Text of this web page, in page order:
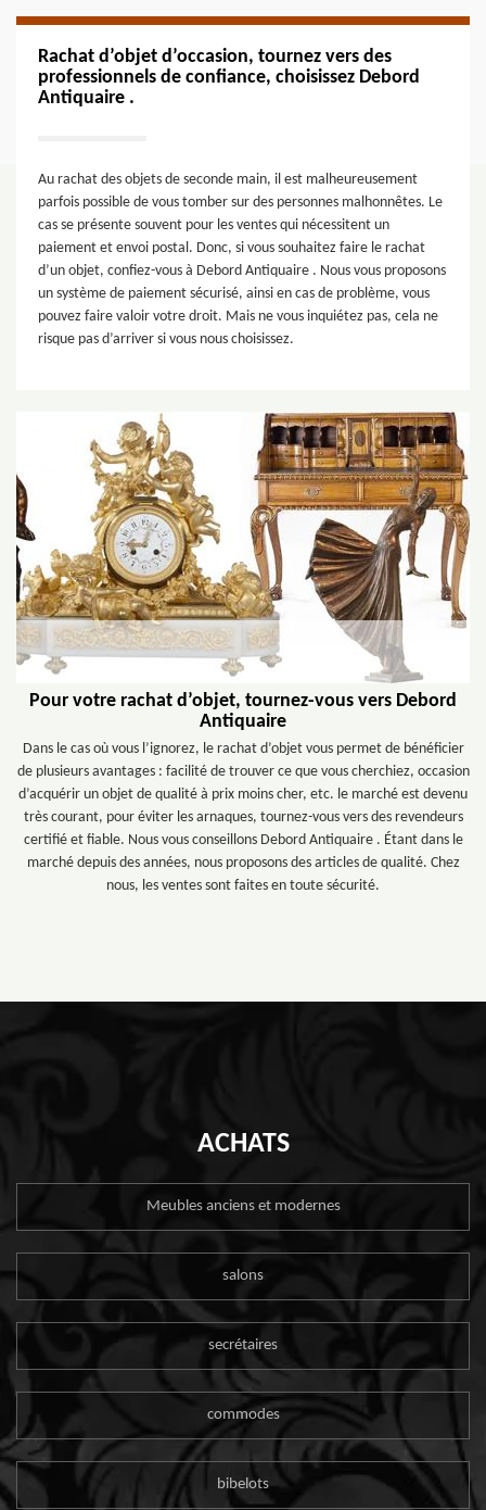
Rachat d’objet d’occasion, tournez vers des
professionnels de confiance, choisissez Debord
Antiquaire .
Au rachat des objets de seconde main, il est malheureusement
parfois possible de vous tomber sur des personnes malhonnêtes. Le
cas se présente souvent pour les ventes qui nécessitent un
paiement et envoi postal. Donc, si vous souhaitez faire le rachat
d’un objet, confiez-vous à Debord Antiquaire . Nous vous proposons
un système de paiement sécurisé, ainsi en cas de problème, vous
pouvez faire valoir votre droit. Mais ne vous inquiétez pas, cela ne
risque pas d’arriver si vous nous choisissez.
Pour votre rachat d’objet, tournez-vous vers Debord
Antiquaire
Dans le cas où vous l’ignorez, le rachat d’objet vous permet de bénéficier
de plusieurs avantages : facilité de trouver ce que vous cherchiez, occasion
d’acquérir un objet de qualité à prix moins cher, etc. le marché est devenu
très courant, pour éviter les arnaques, tournez-vous vers des revendeurs
certifié et fiable. Nous vous conseillons Debord Antiquaire . Étant dans le
marché depuis des années, nous proposons des articles de qualité. Chez
nous, les ventes sont faites en toute sécurité.
ACHATS
Meubles anciens et modernes
salons
secrétaires
commodes
bibelots